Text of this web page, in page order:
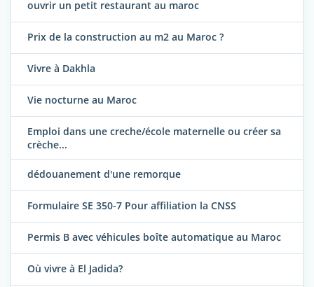
ouvrir un petit restaurant au maroc
Prix de la construction au m2 au Maroc ?
Vivre à Dakhla
Vie nocturne au Maroc
Emploi dans une creche/école maternelle ou créer sa
crèche...
dédouanement d'une remorque
Formulaire SE 350-7 Pour affiliation la CNSS
Permis B avec véhicules boîte automatique au Maroc
Où vivre à El Jadida?